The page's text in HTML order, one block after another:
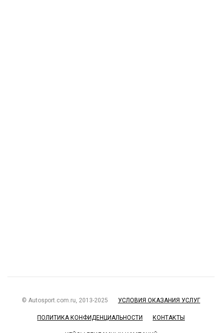
© Autosport.com.ru, 2013-2025 УСЛОВИЯ ОКАЗАНИЯ УСЛУГ
ПОЛИТИКА КОНФИДЕНЦИАЛЬНОСТИ КОНТАКТЫ